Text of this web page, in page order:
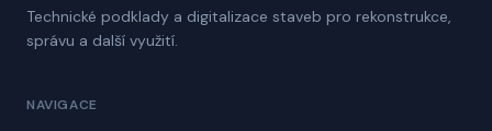
Technické podklady a digitalizace staveb pro rekonstrukce,
správu a další využití.
NAVIGACE